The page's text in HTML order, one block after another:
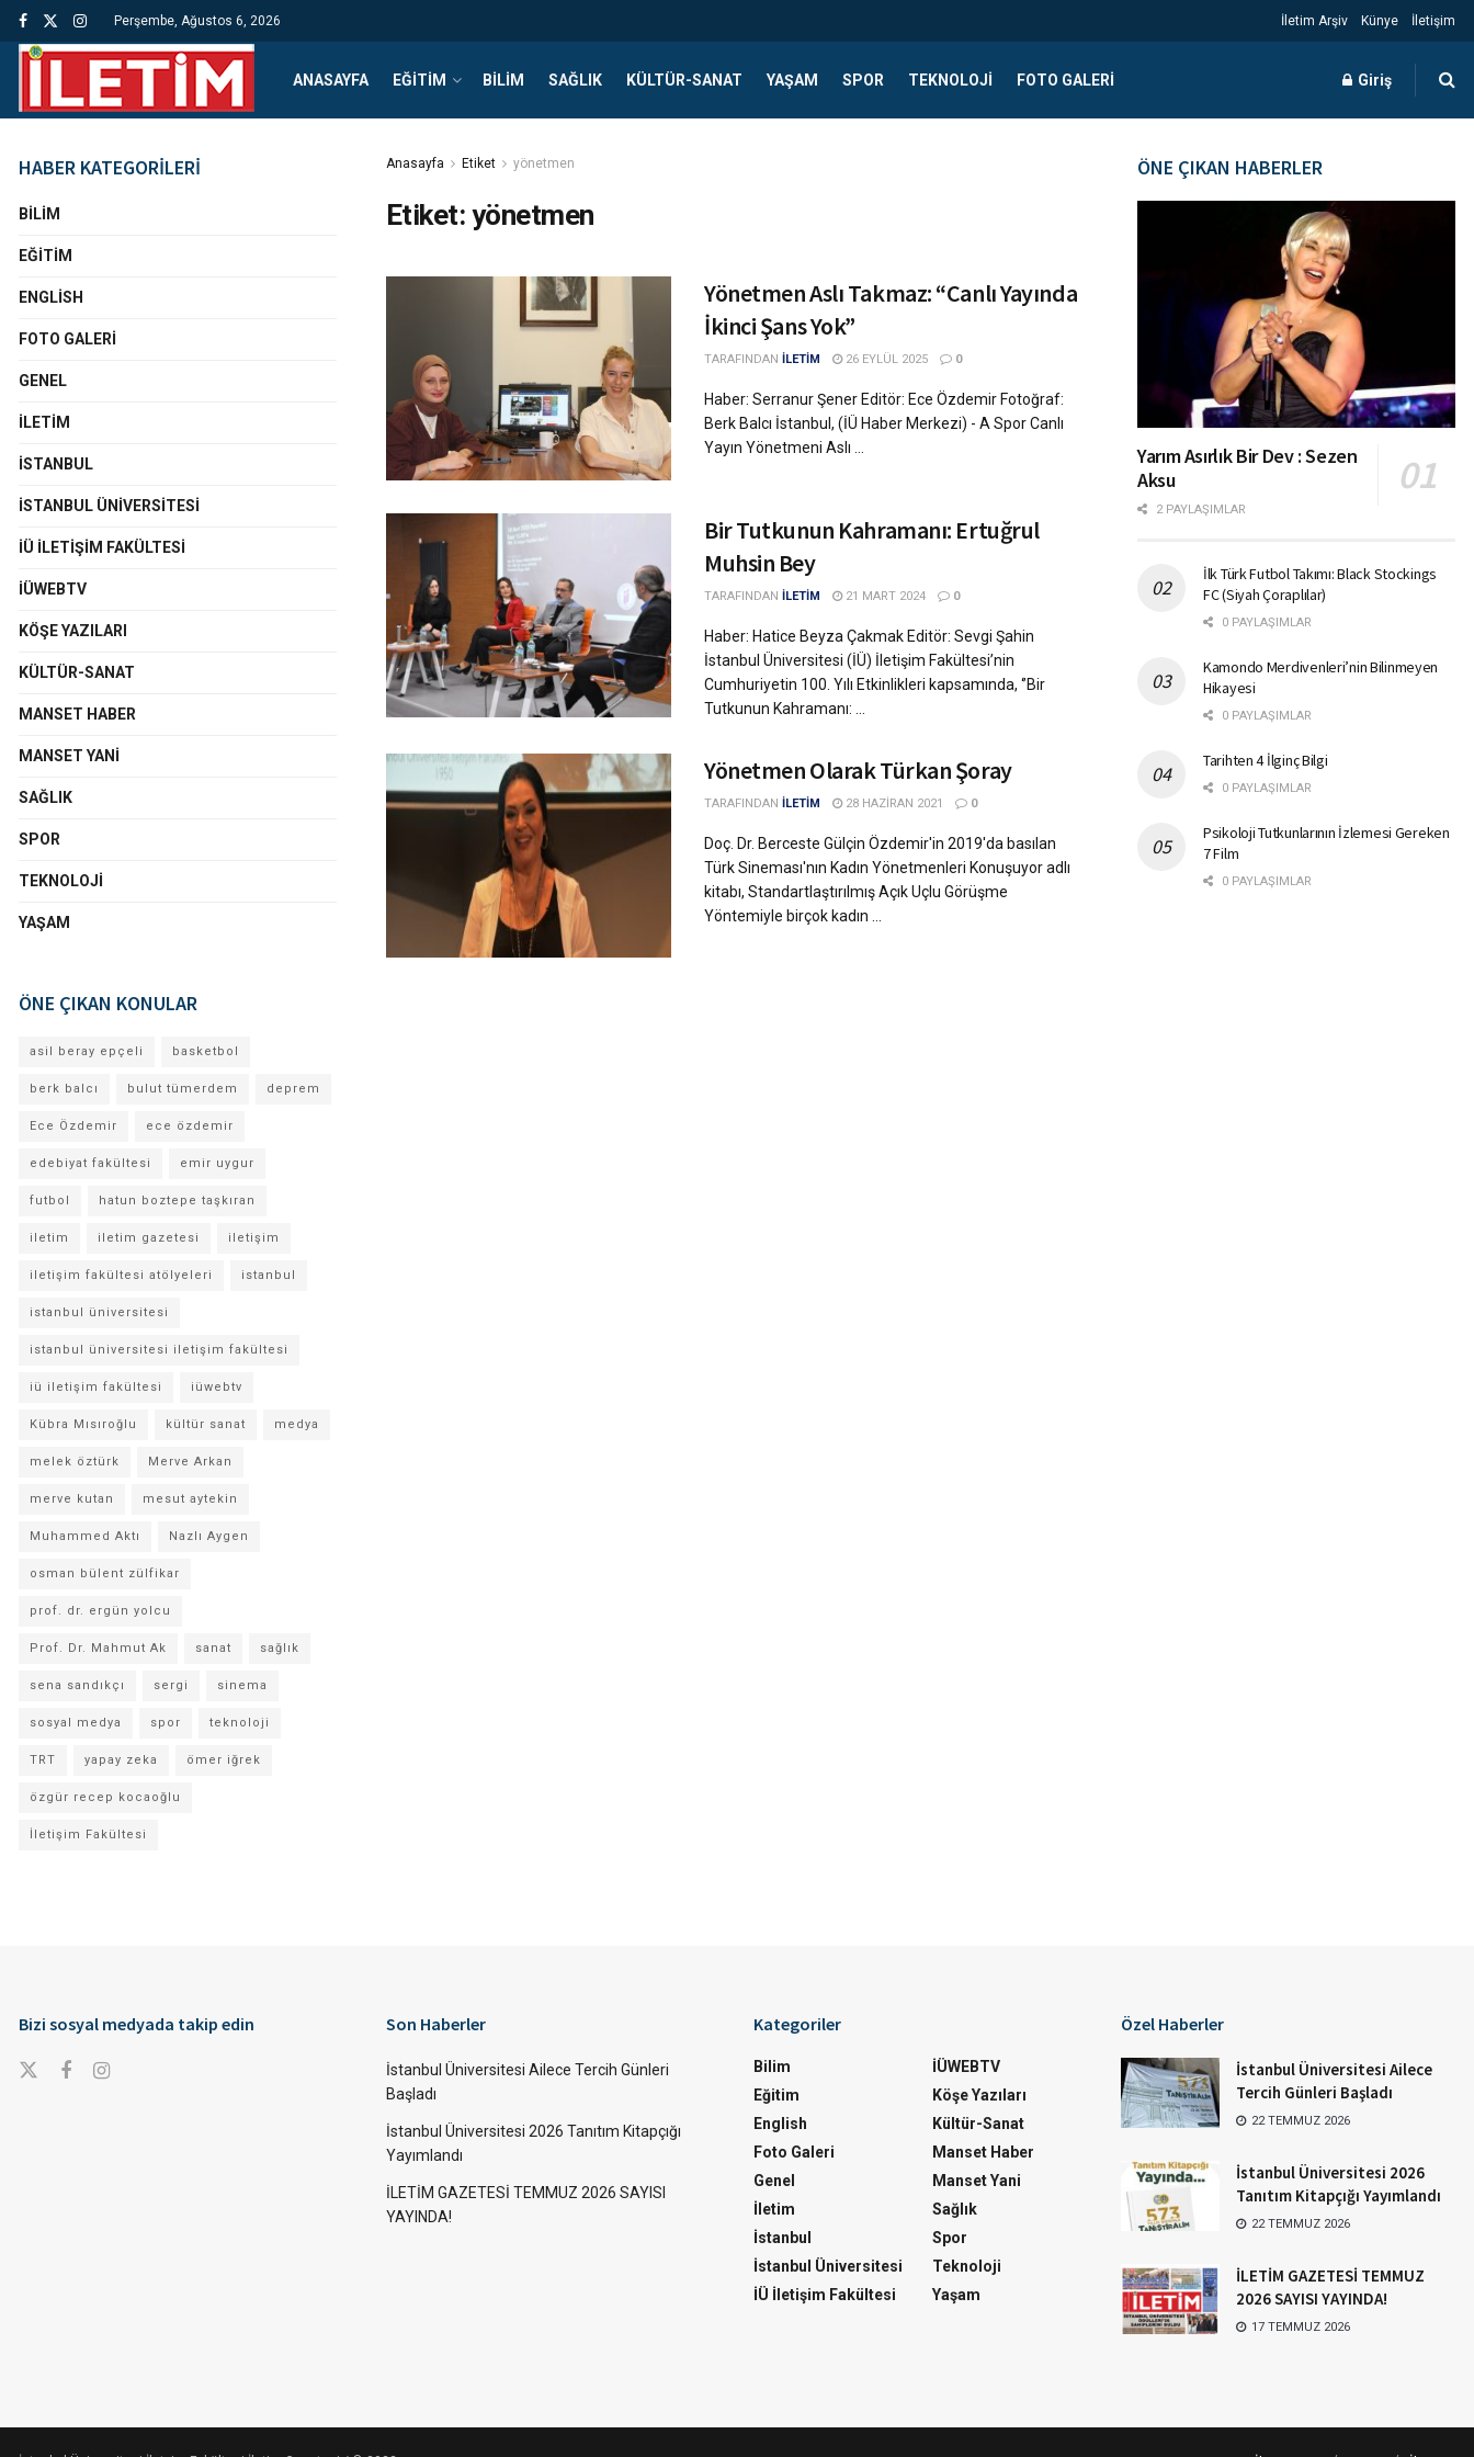
Perşembe, Ağustos 6, 2026 İletim Arşiv Künye İletişim
ANASAYFA EĞITIM BILIM SAĞLIK KÜLTÜR-SANAT YAŞAM SPOR TEKNOLOJI FOTO GALERI Giriş
Anasayfa Etiket yönetmen
Etiket: yönetmen
Yönetmen Aslı Takmaz: “Canlı Yayında
İkinci Şans Yok”
TARAFINDAN İLETİM 26 EYLÜL 2025 0
Haber: Serranur Şener Editör: Ece Özdemir Fotoğraf:
Berk Balcı İstanbul, (İÜ Haber Merkezi) - A Spor Canlı
Yayın Yönetmeni Aslı ...
Bir Tutkunun Kahramanı: Ertuğrul
Muhsin Bey
TARAFINDAN İLETİM 21 MART 2024 0
Haber: Hatice Beyza Çakmak Editör: Sevgi Şahin
İstanbul Üniversitesi (İÜ) İletişim Fakültesi’nin
Cumhuriyetin 100. Yılı Etkinlikleri kapsamında, ‘’Bir
Tutkunun Kahramanı: ...
Yönetmen Olarak Türkan Şoray
TARAFINDAN İLETİM 28 HAZIRAN 2021 0
Doç. Dr. Berceste Gülçin Özdemir'in 2019'da basılan
Türk Sineması'nın Kadın Yönetmenleri Konuşuyor adlı
kitabı, Standartlaştırılmış Açık Uçlu Görüşme
Yöntemiyle birçok kadın ...
HABER KATEGORİLERİ
BILIM
EĞITIM
ENGLISH
FOTO GALERI
GENEL
İLETIM
İSTANBUL
İSTANBUL ÜNIVERSITESI
İÜ İLETIŞIM FAKÜLTESI
İÜWEBTV
KÖŞE YAZILARI
KÜLTÜR-SANAT
MANSET HABER
MANSET YANI
SAĞLIK
SPOR
TEKNOLOJI
YAŞAM
ÖNE ÇIKAN KONULAR
asil beray epçeli basketbol
berk balcı bulut tümerdem deprem
Ece Özdemir ece özdemir
edebiyat fakültesi emir uygur
futbol hatun boztepe taşkıran
iletim iletim gazetesi iletişim
iletişim fakültesi atölyeleri istanbul
istanbul üniversitesi
istanbul üniversitesi iletişim fakültesi
iü iletişim fakültesi iüwebtv
Kübra Mısıroğlu kültür sanat medya
melek öztürk Merve Arkan
merve kutan mesut aytekin
Muhammed Aktı Nazlı Aygen
osman bülent zülfikar
prof. dr. ergün yolcu
Prof. Dr. Mahmut Ak sanat sağlık
sena sandıkçı sergi sinema
sosyal medya spor teknoloji
TRT yapay zeka ömer iğrek
özgür recep kocaoğlu
İletişim Fakültesi
ÖNE ÇIKAN HABERLER
Yarım Asırlık Bir Dev : Sezen
Aksu
2 PAYLAŞIMLAR
İlk Türk Futbol Takımı: Black Stockings
FC (Siyah Çoraplılar)
0 PAYLAŞIMLAR
Kamondo Merdivenleri’nin Bilinmeyen
Hikayesi
0 PAYLAŞIMLAR
Tarihten 4 İlginç Bilgi
0 PAYLAŞIMLAR
Psikoloji Tutkunlarının İzlemesi Gereken
7 Film
0 PAYLAŞIMLAR
Bizi sosyal medyada takip edin Son Haberler
İstanbul Üniversitesi Ailece Tercih Günleri
Başladı
İstanbul Üniversitesi 2026 Tanıtım Kitapçığı
Yayımlandı
İLETİM GAZETESİ TEMMUZ 2026 SAYISI
YAYINDA!
Kategoriler
Bilim
Eğitim
English
Foto Galeri
Genel
İletim
İstanbul
İstanbul Üniversitesi
İÜ İletişim Fakültesi
İÜWEBTV
Köşe Yazıları
Kültür-Sanat
Manset Haber
Manset Yani
Sağlık
Spor
Teknoloji
Yaşam
Özel Haberler
İstanbul Üniversitesi Ailece
Tercih Günleri Başladı
22 TEMMUZ 2026
İstanbul Üniversitesi 2026
Tanıtım Kitapçığı Yayımlandı
22 TEMMUZ 2026
İLETİM GAZETESİ TEMMUZ
2026 SAYISI YAYINDA!
17 TEMMUZ 2026